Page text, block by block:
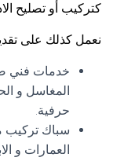
كتركيب أو تصليح
نعمل كذلك على
خدمات فني
المغاسل و
حرفية.
سباك تركيب
العمارات و